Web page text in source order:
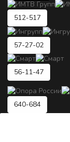
512-517
57-27-02
56-11-47
640-684